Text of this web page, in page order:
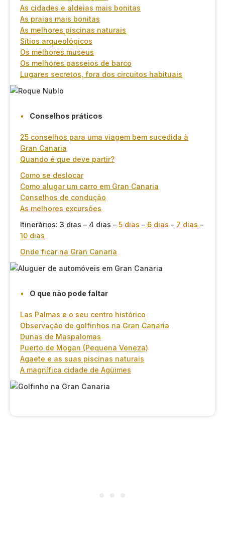
As cidades e aldeias mais bonitas
As praias mais bonitas
As melhores piscinas naturais
Sítios arqueológicos
Os melhores museus
Os melhores passeios de barco
Lugares secretos, fora dos circuitos habituais
Conselhos práticos
25 conselhos para uma viagem bem sucedida à
Gran Canaria
Quando é que deve partir?
Como se deslocar
Como alugar um carro em Gran Canaria
Conselhos de condução
As melhores excursões
Itinerários: 3 dias – 4 dias – 5 dias – 6 dias – 7 dias –
10 dias
Onde ficar na Gran Canaria
O que não pode faltar
Las Palmas e o seu centro histórico
Observação de golfinhos na Gran Canaria
Dunas de Maspalomas
Puerto de Mogan (Pequena Veneza)
Agaete e as suas piscinas naturais
A magnífica cidade de Agüimes